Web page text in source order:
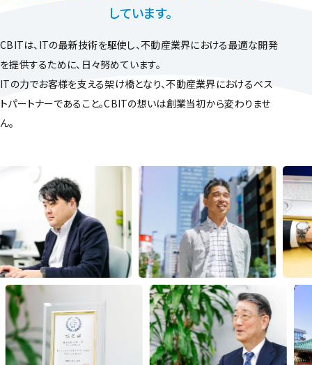
しています。
CBITは、ITの最新技術を駆使し、不動産業界における最適な開発
を提供するために、日々努めています。
ITの力でお客様を支える架け橋となり、不動産業界におけるベス
トパートナーであること。CBITの想いは創業当初から変わりませ
ん。